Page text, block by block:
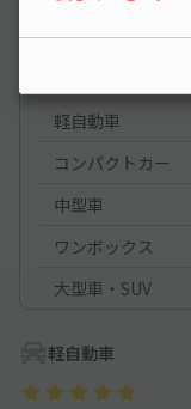
車種ごとの利用実績
軽自動車
コンパクトカー
中型車
ワンボックス
大型車・SUV
軽自動車